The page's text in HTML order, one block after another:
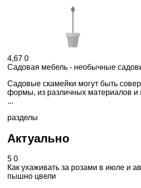
4,67 0
Садовая мебель - необычные
Садовые скамейки могут быть
формы, из различных материалов и
...
разделы
Актуально
5 0
Как ухаживать за розами в июле и
пышно цвели